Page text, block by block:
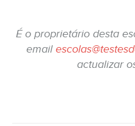
É o proprietário desta
email
actualizar